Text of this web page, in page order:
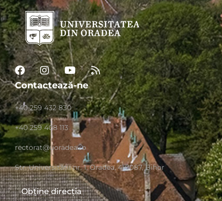
Contactează-ne
+40 259 432 830
+40 259 408 113
rectorat@uoradea.ro
Str. Universităţii nr. 1, Oradea, 410087, Bihor
Obține direcția